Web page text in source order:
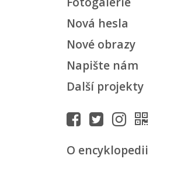
Nová hesla
Nové obrazy
Napište nám
Další projekty
O encyklopedii